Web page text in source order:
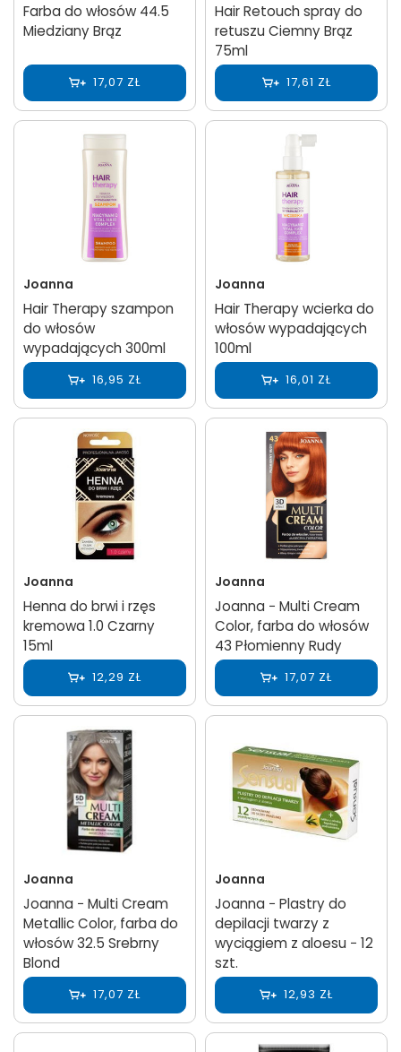
Farba do włosów 44.5
Miedziany Brąz
17,07 ZŁ
Hair Retouch spray do
retuszu Ciemny Brąz
75ml
17,61 ZŁ
Joanna
Hair Therapy szampon
do włosów
wypadających 300ml
16,95 ZŁ
Joanna
Hair Therapy wcierka do
włosów wypadających
100ml
16,01 ZŁ
Joanna
Henna do brwi i rzęs
kremowa 1.0 Czarny
15ml
12,29 ZŁ
Joanna
Joanna − Multi Cream
Color, farba do włosów
43 Płomienny Rudy
17,07 ZŁ
Joanna
Joanna − Multi Cream
Metallic Color, farba do
włosów 32.5 Srebrny
Blond
17,07 ZŁ
Joanna
Joanna − Plastry do
depilacji twarzy z
wyciągiem z aloesu − 12
szt.
12,93 ZŁ